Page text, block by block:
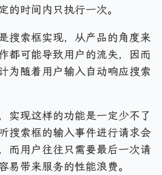
的时间内只执行一次。
搜索框实现，从产品的角度来
都可能导致用户的流失，因而
为随着用户输入自动响应搜索
实现这样的功能是一定少不了
搜索框的输入事件进行请求会
而用户往往只需要最后一次请
易带来服务的性能浪费。